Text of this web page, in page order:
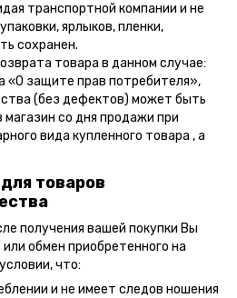
транспортной компании и не
ярлыков, пленки,
сохранен.
товара в данном случае:
«О защите прав потребителя»,
(без дефектов) может быть
со дня продажи при
вида купленного товара , а
товаров
получения вашей покупки Вы
обмен приобретенного на
что:
и не имеет следов ношения